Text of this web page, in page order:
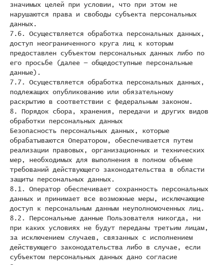
значимых целей при условии, что при этом не
нарушаются права и свободы субъекта персональных
данных.
7.6. Осуществляется обработка персональных данных,
доступ неограниченного круга лиц к которым
предоставлен субъектом персональных данных либо по
его просьбе (далее — общедоступные персональные
данные).
7.7. Осуществляется обработка персональных данных,
подлежащих опубликованию или обязательному
раскрытию в соответствии с федеральным законом.
8. Порядок сбора, хранения, передачи и других видов
обработки персональных данных
Безопасность персональных данных, которые
обрабатываются Оператором, обеспечивается путем
реализации правовых, организационных и технических
мер, необходимых для выполнения в полном объеме
требований действующего законодательства в области
защиты персональных данных.
8.1. Оператор обеспечивает сохранность персональных
данных и принимает все возможные меры, исключающие
доступ к персональным данным неуполномоченных лиц.
8.2. Персональные данные Пользователя никогда, ни
при каких условиях не будут переданы третьим лицам,
за исключением случаев, связанных с исполнением
действующего законодательства либо в случае, если
субъектом персональных данных дано согласие